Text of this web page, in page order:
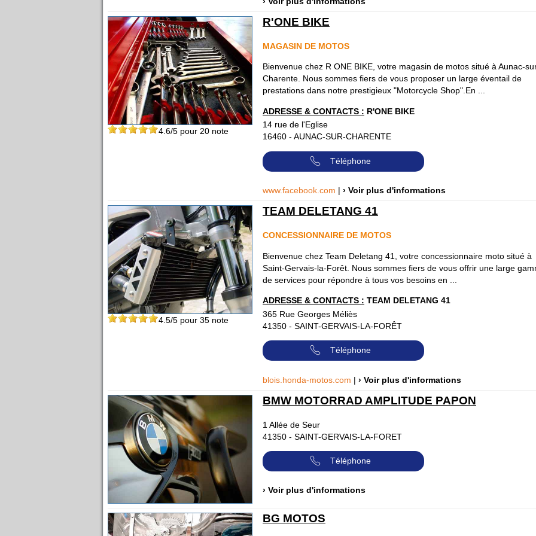
4.6/5 pour 20 note
R'ONE BIKE
MAGASIN DE MOTOS
Bienvenue chez R ONE BIKE, votre magasin de motos situé à Aunac-
Charente. Nous sommes fiers de vous proposer un large éventail de
prestations dans notre prestigieux "Motorcycle Shop".En ...
ADRESSE & CONTACTS : R'ONE BIKE
14 rue de l'Eglise
16460 - AUNAC-SUR-CHARENTE
Téléphone
www.facebook.com | › Voir plus d'informations
4.5/5 pour 35 note
TEAM DELETANG 41
CONCESSIONNAIRE DE MOTOS
Bienvenue chez Team Deletang 41, votre concessionnaire moto situé à
Saint-Gervais-la-Forêt. Nous sommes fiers de vous offrir une large
de services pour répondre à tous vos besoins en ...
ADRESSE & CONTACTS : TEAM DELETANG 41
365 Rue Georges Méliès
41350 - SAINT-GERVAIS-LA-FORÊT
Téléphone
blois.honda-motos.com | › Voir plus d'informations
BMW MOTORRAD AMPLITUDE PAPON
1 Allée de Seur
41350 - SAINT-GERVAIS-LA-FORET
Téléphone
› Voir plus d'informations
BG MOTOS